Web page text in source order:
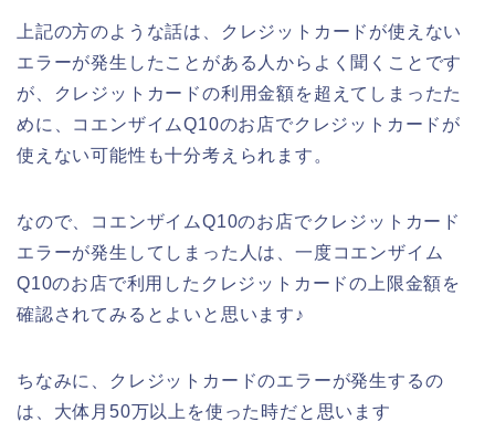
上記の方のような話は、クレジットカードが使えない
エラーが発生したことがある人からよく聞くことです
が、クレジットカードの利用金額を超えてしまったた
めに、コエンザイムQ10のお店でクレジットカードが
使えない可能性も十分考えられます。
なので、コエンザイムQ10のお店でクレジットカード
エラーが発生してしまった人は、一度コエンザイム
Q10のお店で利用したクレジットカードの上限金額を
確認されてみるとよいと思います♪
ちなみに、クレジットカードのエラーが発生するの
は、大体月50万以上を使った時だと思います